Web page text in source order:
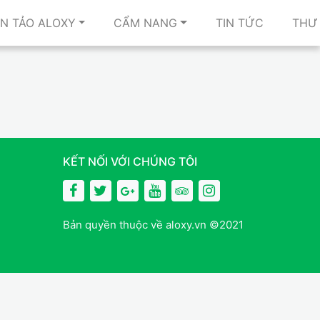
TẢO ALOXY CẨM NANG TIN TỨC THƯ
KẾT NỐI VỚI CHÚNG TÔI
Bản quyền thuộc về aloxy.vn ©2021